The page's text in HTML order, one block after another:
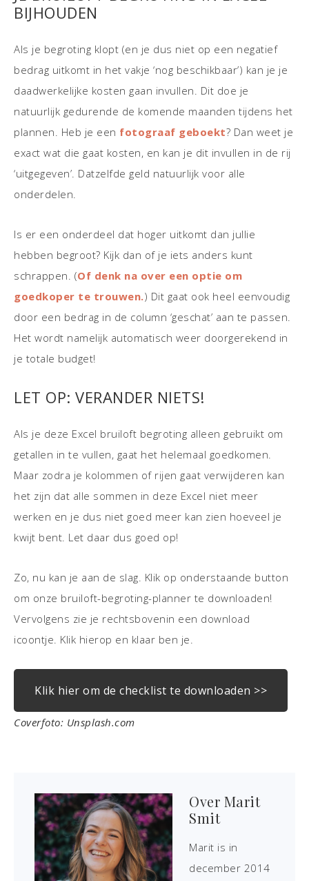
BIJHOUDEN
Als je begroting klopt (en je dus niet op een negatief
bedrag uitkomt in het vakje ‘nog beschikbaar’) kan je je
daadwerkelijke kosten gaan invullen. Dit doe je
natuurlijk gedurende de komende maanden tijdens het
plannen. Heb je een fotograaf geboekt? Dan weet je
exact wat die gaat kosten, en kan je dit invullen in de rij
‘uitgegeven’. Datzelfde geld natuurlijk voor alle
onderdelen.
Is er een onderdeel dat hoger uitkomt dan jullie
hebben begroot? Kijk dan of je iets anders kunt
schrappen. (Of denk na over een optie om
goedkoper te trouwen.) Dit gaat ook heel eenvoudig
door een bedrag in de column ‘geschat’ aan te passen.
Het wordt namelijk automatisch weer doorgerekend in
je totale budget!
LET OP: VERANDER NIETS!
Als je deze Excel bruiloft begroting alleen gebruikt om
getallen in te vullen, gaat het helemaal goedkomen.
Maar zodra je kolommen of rijen gaat verwijderen kan
het zijn dat alle sommen in deze Excel niet meer
werken en je dus niet goed meer kan zien hoeveel je
kwijt bent. Let daar dus goed op!
Zo, nu kan je aan de slag. Klik op onderstaande button
om onze bruiloft-begroting-planner te downloaden!
Vervolgens zie je rechtsbovenin een download
icoontje. Klik hierop en klaar ben je.
Klik hier om de checklist te downloaden >>
Coverfoto: Unsplash.com
Over Marit
Smit
Marit is in
december 2014